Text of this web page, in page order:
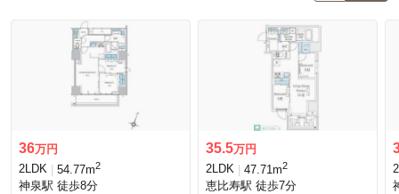
36万円
2LDK
54.77m2
神泉駅 徒歩8分
35.5万円
2LDK
47.71m2
恵比寿駅 徒歩7分